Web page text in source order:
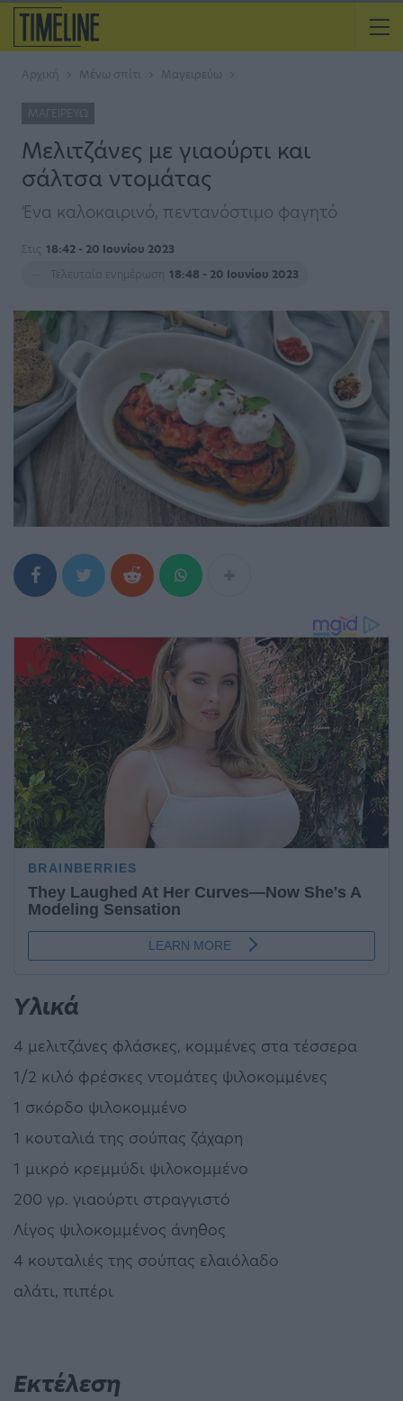
Αρχική Μένω σπίτι Μαγειρεύω
ΜΑΓΕΙΡΕΎΩ
Μελιτζάνες με γιαούρτι και
σάλτσα ντομάτας
Ένα καλοκαιρινό, πεντανόστιμο φαγητό
Στις 18:42 - 20 Ιουνίου 2023
Τελευταία ενημέρωση
18:48 - 20 Ιουνίου 2023
Υλικά
4 μελιτζάνες φλάσκες, κομμένες στα τέσσερα
1/2 κιλό φρέσκες ντομάτες ψιλοκομμένες
1 σκόρδο ψιλοκομμένο
1 κουταλιά της σούπας ζάχαρη
1 μικρό κρεμμύδι ψιλοκομμένο
200 γρ. γιαούρτι στραγγιστό
Λίγος ψιλοκομμένος άνηθος
4 κουταλιές της σούπας ελαιόλαδο
αλάτι, πιπέρι
Εκτέλεση